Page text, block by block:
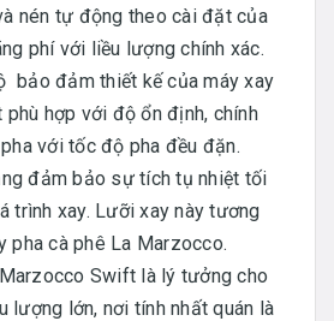
nén tự động theo cài đặt của
phí với liều lượng chính xác.
bảo đảm thiết kế của máy xay
hợp với độ ổn định, chính
với tốc độ pha đều đặn.
đảm bảo sự tích tụ nhiệt tối
trình xay. Lưỡi xay này tương
pha cà phê La Marzocco.
Swift là lý tưởng cho
lượng lớn, nơi tính nhất quán là